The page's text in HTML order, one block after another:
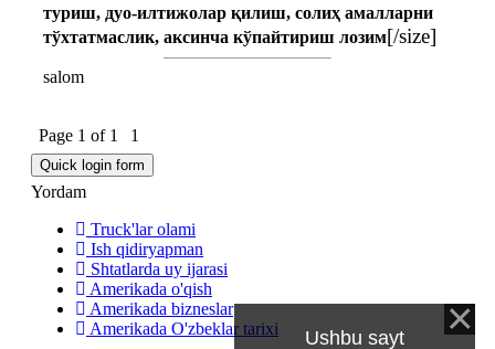
туриш, дуо-илтижолар қилиш, солиҳ амалларни
тўхтатмаслик, аксинча кўпайтириш лозим[/size]
salom
Page 1 of 1 1
Yordam
Truck'lar olami
Ish qidiryapman
Shtatlarda uy ijarasi
Amerikada o'qish
Amerikada bizneslar
Amerikada O'zbeklar tarixi
Ushbu sayt